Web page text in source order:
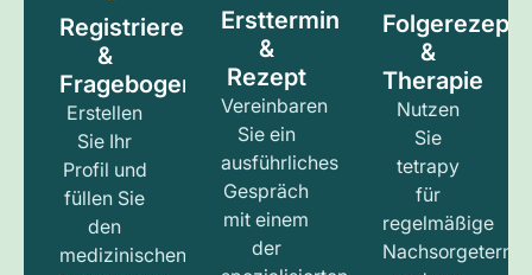
Registrieren
&
Fragebogen
Erstellen
Sie Ihr
Profil und
füllen Sie
den
medizinischen
Ersttermin
&
Rezept
Vereinbaren
Sie ein
ausführliches
Gespräch
mit einem
der
Folgerezept
&
Therapie
Nutzen
Sie
tetrapy
für
regelmäßige